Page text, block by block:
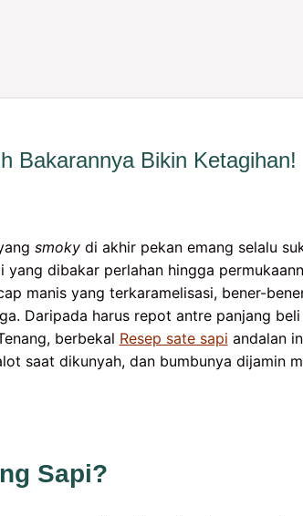
Bakarannya Bikin Ketagihan!
smokydi akhir pekan emang selalu
yang dibakar perlahan hingga
manis yang terkaramelisasi, bener-
Daripada harus repot antre panjang
berbekal Resep sate sapi andalan
saat dikunyah, dan bumbunya dijamin
Sapi?